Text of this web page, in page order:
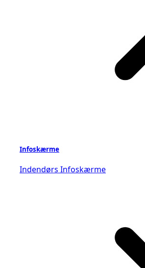
Infoskærme
Indendørs Infoskærme